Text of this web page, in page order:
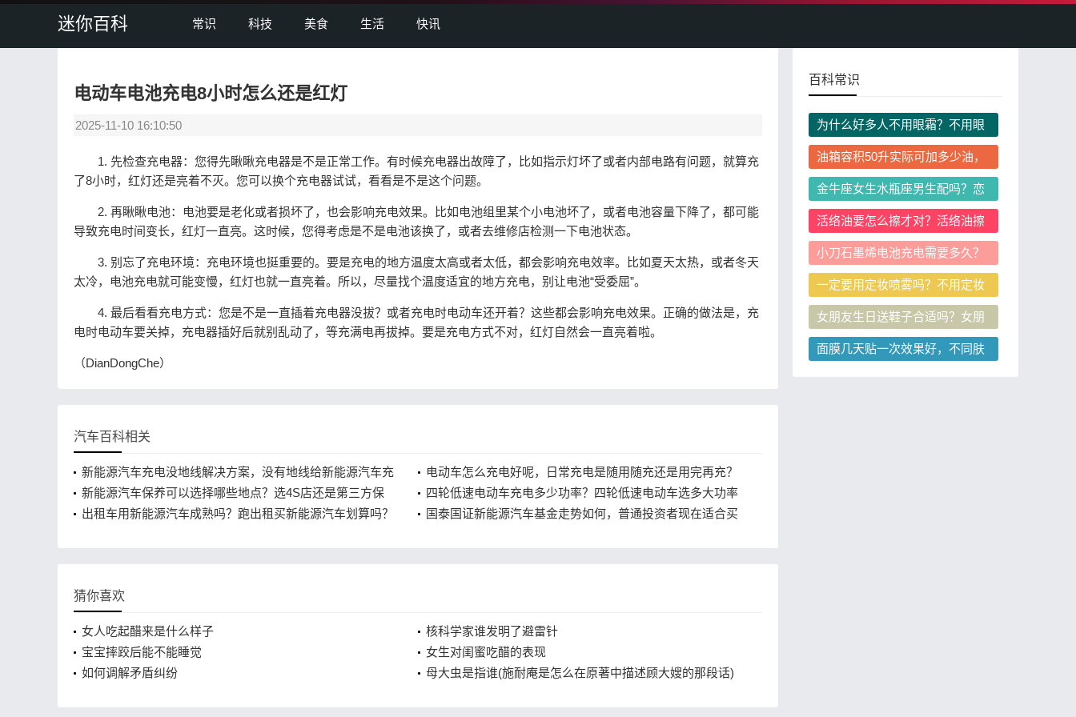
迷你百科 常识 科技 美食 生活 快讯
电动车电池充电8小时怎么还是红灯
2025-11-10 16:10:50
1. 先检查充电器：您得先瞅瞅充电器是不是正常工作。有时候充电器出故障了，比如指示灯坏了或者内部电路有问题，就算充
了8小时，红灯还是亮着不灭。您可以换个充电器试试，看看是不是这个问题。
2. 再瞅瞅电池：电池要是老化或者损坏了，也会影响充电效果。比如电池组里某个小电池坏了，或者电池容量下降了，都可能
导致充电时间变长，红灯一直亮。这时候，您得考虑是不是电池该换了，或者去维修店检测一下电池状态。
3. 别忘了充电环境：充电环境也挺重要的。要是充电的地方温度太高或者太低，都会影响充电效率。比如夏天太热，或者冬天
太冷，电池充电就可能变慢，红灯也就一直亮着。所以，尽量找个温度适宜的地方充电，别让电池“受委屈”。
4. 最后看看充电方式：您是不是一直插着充电器没拔？或者充电时电动车还开着？这些都会影响充电效果。正确的做法是，充
电时电动车要关掉，充电器插好后就别乱动了，等充满电再拔掉。要是充电方式不对，红灯自然会一直亮着啦。
（DianDongChe）
汽车百科相关
新能源汽车充电没地线解决方案，没有地线给新能源汽车充
电安全吗
电动车怎么充电好呢，日常充电是随用随充还是用完再充？
新能源汽车保养可以选择哪些地点？选4S店还是第三方保
养更划算？
四轮低速电动车充电多少功率？四轮低速电动车选多大功率
充电器合适？
出租车用新能源汽车成熟吗？跑出租买新能源汽车划算吗？
国泰国证新能源汽车基金走势如何，普通投资者现在适合买
猜你喜欢
女人吃起醋来是什么样子
核科学家谁发明了避雷针
宝宝摔跤后能不能睡觉
女生对闺蜜吃醋的表现
如何调解矛盾纠纷
母大虫是指谁(施耐庵是怎么在原著中描述顾大嫂的那段话)
百科常识
为什么好多人不用眼霜？不用眼
霜会对眼周皮肤造成伤害吗？
油箱容积50升实际可加多少油，
为什么实际加油量会超过标称容
积？
金牛座女生水瓶座男生配吗？恋
爱相处有哪些注意事项？
活络油要怎么擦才对？活络油擦
完需要按摩吗？
小刀石墨烯电池充电需要多久？
首次充电有哪些注意事项？
一定要用定妆喷雾吗？不用定妆
喷雾怎么定妆？
女朋友生日送鞋子合适吗？女朋
友生日送鞋有什么忌讳和讲究？
面膜几天贴一次效果好，不同肤